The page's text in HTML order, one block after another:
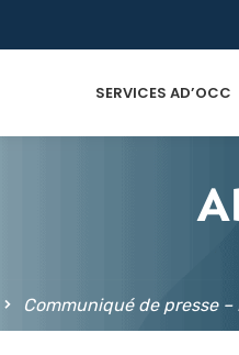
SERVICES AD’OCC
Communiqué de presse –